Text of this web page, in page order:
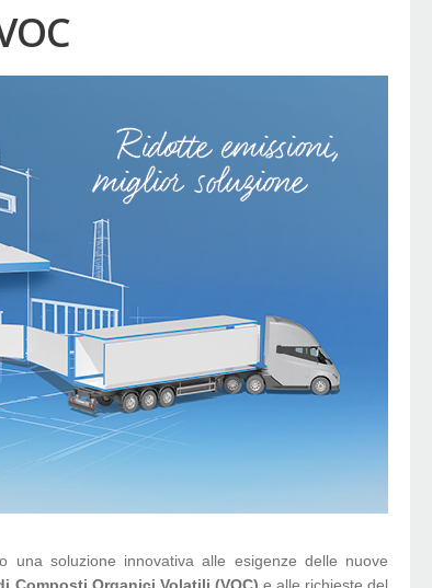
una soluzione innovativa alle esigenze delle nuove